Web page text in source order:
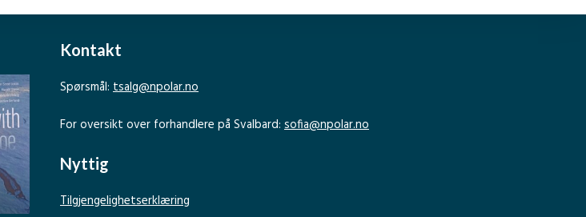
Kontakt
Spørsmål: tsalg@npolar.no
For oversikt over forhandlere på Svalbard: sofia@npolar.no
Nyttig
Tilgjengelighetserklæring